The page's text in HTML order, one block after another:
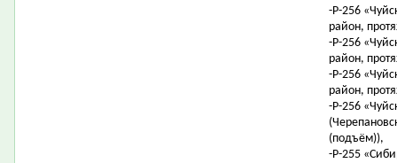
-Р-256
район,
-Р-256
район,
-Р-256
район,
-Р-256
(подъём)),
-Р-255